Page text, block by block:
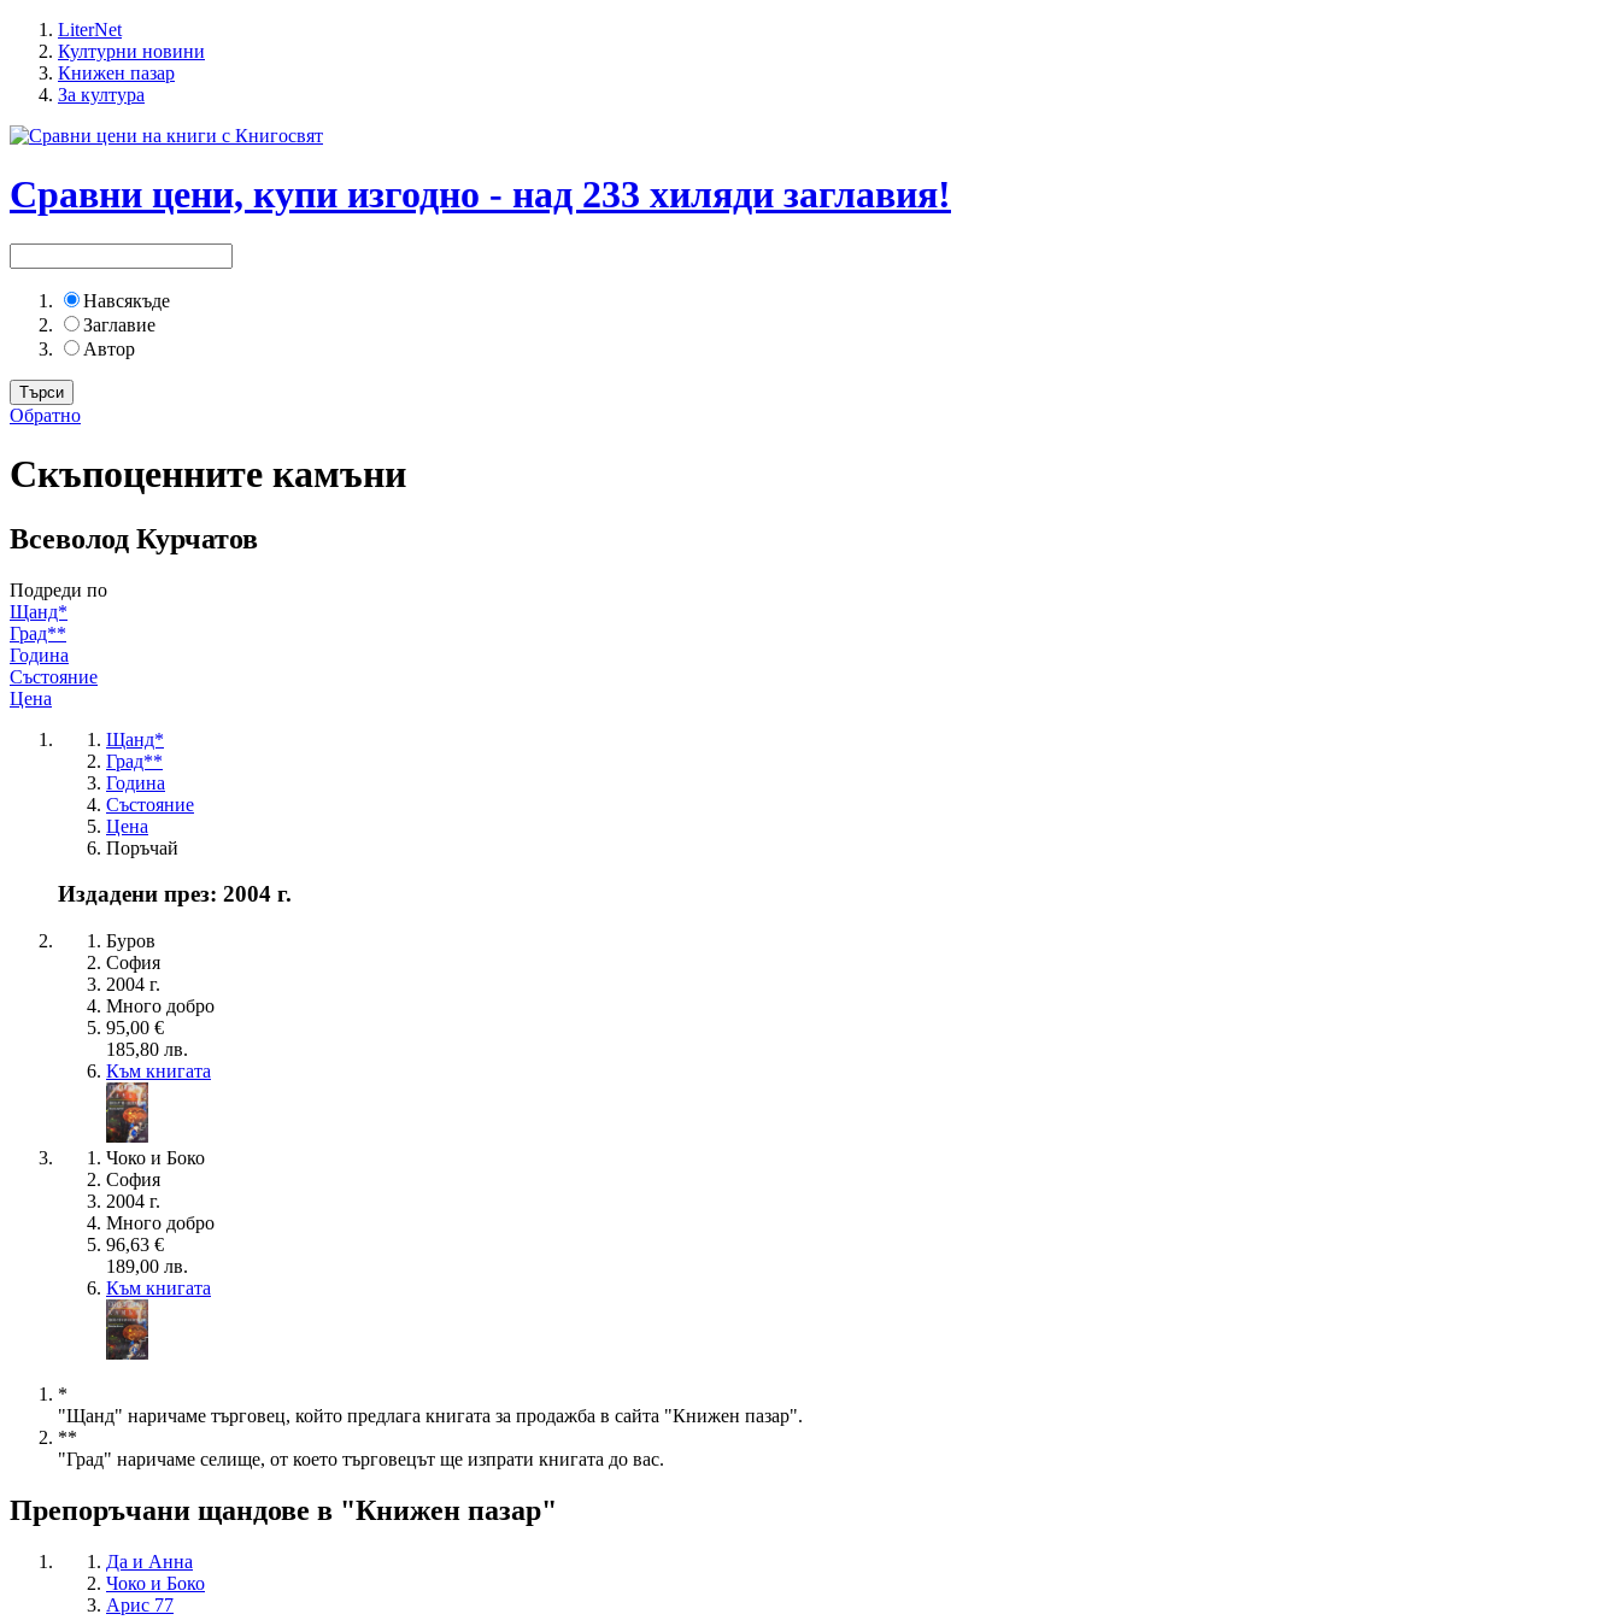
LiterNet
Културни новини
Книжен пазар
За култура
Сравни цени, купи изгодно - над 233 хиляди заглавия!
Навсякъде
Заглавие
Автор
Обратно
Скъпоценните камъни
Всеволод Курчатов
Подреди по
Щанд*
Град**
Година
Състояние
Цена
Щанд*
Град**
Година
Състояние
Цена
Поръчай
Издадени през: 2004 г.
Буров
София
2004 г.
Много добро
95,00 €
185,80 лв.
Към книгата
Чоко и Боко
София
2004 г.
Много добро
96,63 €
189,00 лв.
Към книгата
*
"Щанд" наричаме търговец, който предлага книгата за продажба в сайта "Книжен пазар".
**
"Град" наричаме селище, от което търговецът ще изпрати книгата до вас.
Препоръчани щандове в "Книжен пазар"
Да и Анна
Чоко и Боко
Арис 77